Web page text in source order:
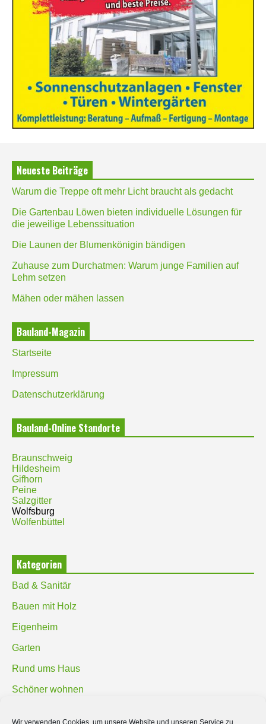
Wir verwenden Cookies, um unsere Website und unseren Service zu
Neueste Beiträge
Warum die Treppe oft mehr Licht braucht als gedacht
Die Gartenbau Löwen bieten individuelle Lösungen für
die jeweilige Lebenssituation
Die Launen der Blumenkönigin bändigen
Zuhause zum Durchatmen: Warum junge Familien auf
Lehm setzen
Mähen oder mähen lassen
Bauland-Magazin
Startseite
Impressum
Datenschutzerklärung
Bauland-Online Standorte
Braunschweig
Hildesheim
Gifhorn
Peine
Salzgitter
Wolfsburg
Wolfenbüttel
Kategorien
Bad & Sanitär
Bauen mit Holz
Eigenheim
Garten
Rund ums Haus
Schöner wohnen